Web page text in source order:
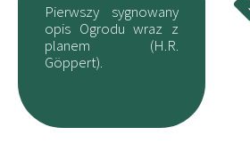
Pierwszy sygnowany
opis Ogrodu wraz z
planem (H.R.
Göppert).